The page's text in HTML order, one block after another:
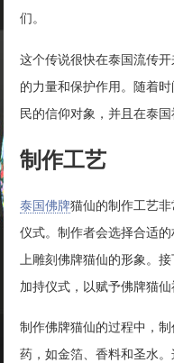
们。
这个传说很快在泰国流传
的力量和保护作用。随着
民的信仰对象，并且在泰
制作工艺
泰国佛牌猫仙的制作工艺
仪式。制作者会选择合适
上雕刻佛牌猫仙的形象。
加持仪式，以赋予佛牌猫仙
制作佛牌猫仙的过程中，
药，如金箔、香料和圣水